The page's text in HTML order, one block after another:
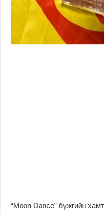
“Moon Dance” бүжгийн